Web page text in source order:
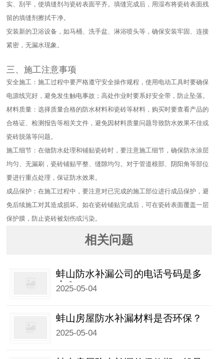
实、刮平，使填缝剂与瓷砖表面平齐。填缝完成后，用湿布将瓷砖表面残
留的填缝剂擦拭干净。​
安装新的卫浴设备，如马桶、洗手盆、淋浴喷头等，确保安装牢固、连接
紧密，无漏水现象。​
三、施工注意事项​
安全施工：施工过程中要严格遵守安全操作规程，使用电动工具时要确保
电源线完好，避免发生触电事故；高处作业时要系好安全带，防止坠落。​
材料质量：选择质量合格的防水材料和瓷砖等材料，购买时要查看产品的
合格证、检测报告等相关文件，避免因材料质量问题导致防水效果不佳或
瓷砖脱落等问题。​
施工细节：在做防水处理和铺贴瓷砖时，要注意施工细节，确保防水涂层
均匀、无漏刷，瓷砖铺贴平整、缝隙均匀。对于管道根部、阴阳角等部位
要进行重点处理，保证防水效果。​
成品保护：在施工过程中，要注意对已完成的施工部位进行成品保护，避
免后续施工对其造成损坏。如在瓷砖铺贴完成后，可在瓷砖表面覆盖一层
保护膜，防止瓷砖被划伤或污染。
相关问题
蚌山防水补漏公司的电话号码是多
少？
2025-05-04
蚌山房屋防水补漏材料是否环保？
2025-05-04